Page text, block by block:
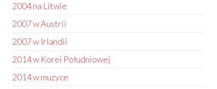
2004 na Litwie
2007 w Austrii
2007 w Irlandii
2014 w Korei Południowej
2014 w muzyce